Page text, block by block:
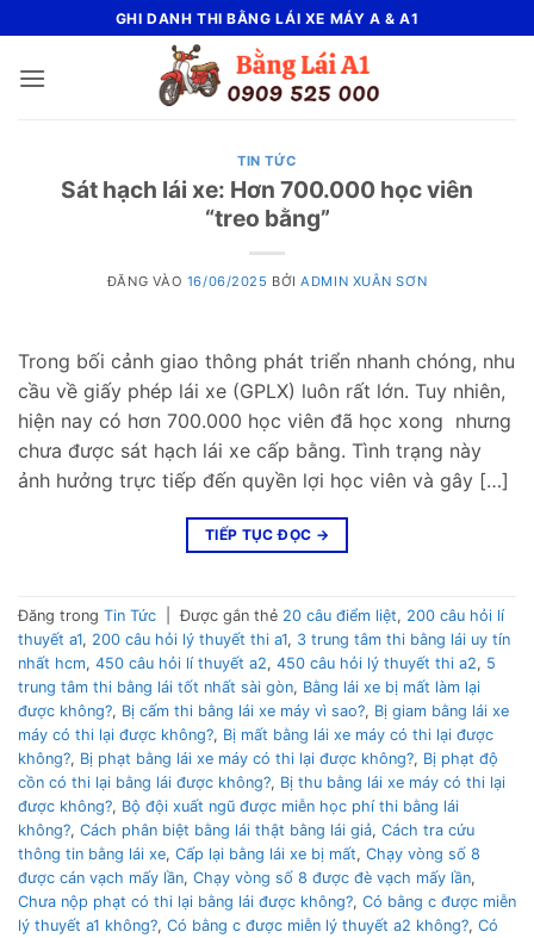
qua
nội
GHI DANH THI BẰNG LÁI XE MÁY A & A1
TIN TỨC
Sát hạch lái xe: Hơn 700.000 học viên
“treo bằng”
ĐĂNG VÀO 16/06/2025 BỞIADMIN XUÂN SƠN
Trong bối cảnh giao thông phát triển nhanh chóng, nhu
cầu về giấy phép lái xe (GPLX) luôn rất lớn. Tuy nhiên,
hiện nay có hơn 700.000 học viên đã học xong nhưng
chưa được sát hạch lái xe cấp bằng. Tình trạng này
ảnh hưởng trực tiếp đến quyền lợi học viên và gây […]
TIẾP TỤC ĐỌC →
Đăng trong Tin Tức Được gắn thẻ 20 câu điểm liệt, 200 câu hỏi lí
thuyết a1, 200 câu hỏi lý thuyết thi a1, 3 trung tâm thi bằng lái uy tín
nhất hcm, 450 câu hỏi lí thuyết a2, 450 câu hỏi lý thuyết thi a2, 5
trung tâm thi bằng lái tốt nhất sài gòn, Bằng lái xe bị mất làm lại
được không?, Bị cấm thi bằng lái xe máy vì sao?, Bị giam bằng lái xe
máy có thi lại được không?, Bị mất bằng lái xe máy có thi lại được
không?, Bị phạt bằng lái xe máy có thi lại được không?, Bị phạt độ
cồn có thi lại bằng lái được không?, Bị thu bằng lái xe máy có thi lại
được không?, Bộ đội xuất ngũ được miễn học phí thi bằng lái
không?, Cách phân biệt bằng lái thật bằng lái giả, Cách tra cứu
thông tin bằng lái xe, Cấp lại bằng lái xe bị mất, Chạy vòng số 8
được cán vạch mấy lần, Chạy vòng số 8 được đè vạch mấy lần,
Chưa nộp phạt có thi lại bằng lái được không?, Có bằng c được miễn
lý thuyết a1 không?, Có bằng c được miễn lý thuyết a2 không?, Có